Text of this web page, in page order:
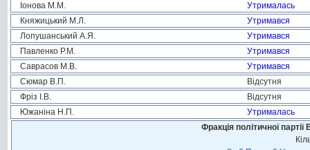
Іонова М.М.
Утрималась
Княжицький М.Л.
Утримався
Лопушанський А.Я.
Утримався
Павленко Р.М.
Утримався
Саврасов М.В.
Утримався
Сюмар В.П.
Відсутня
Фріз І.В.
Відсутня
Южаніна Н.П.
Утрималась
Фракція політичної